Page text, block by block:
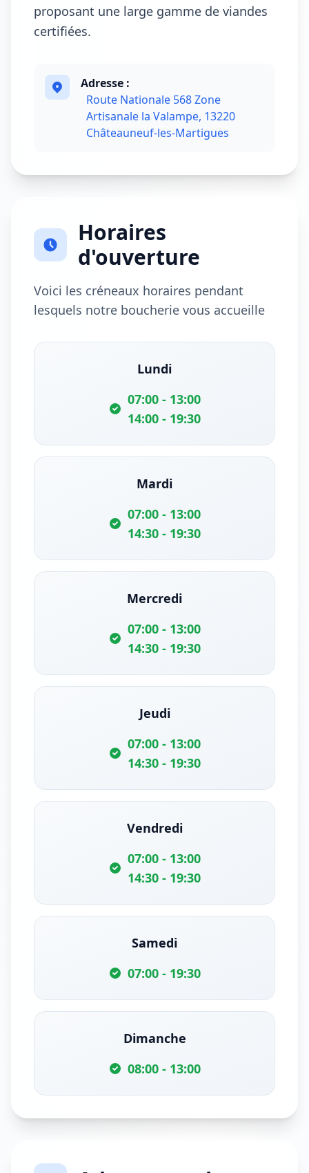
proposant une large gamme de viandes
certifiées.
Adresse :
Route Nationale 568 Zone
Artisanale la Valampe, 13220
Châteauneuf-les-Martigues
Horaires
d'ouverture
Voici les créneaux horaires pendant
lesquels notre boucherie vous accueille
Lundi
07:00 - 13:00
14:00 - 19:30
Mardi
07:00 - 13:00
14:30 - 19:30
Mercredi
07:00 - 13:00
14:30 - 19:30
Jeudi
07:00 - 13:00
14:30 - 19:30
Vendredi
07:00 - 13:00
14:30 - 19:30
Samedi
07:00 - 19:30
Dimanche
08:00 - 13:00